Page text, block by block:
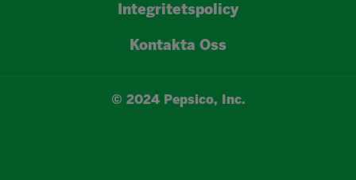
Integritetspolicy
Kontakta Oss
© 2024 Pepsico, Inc.